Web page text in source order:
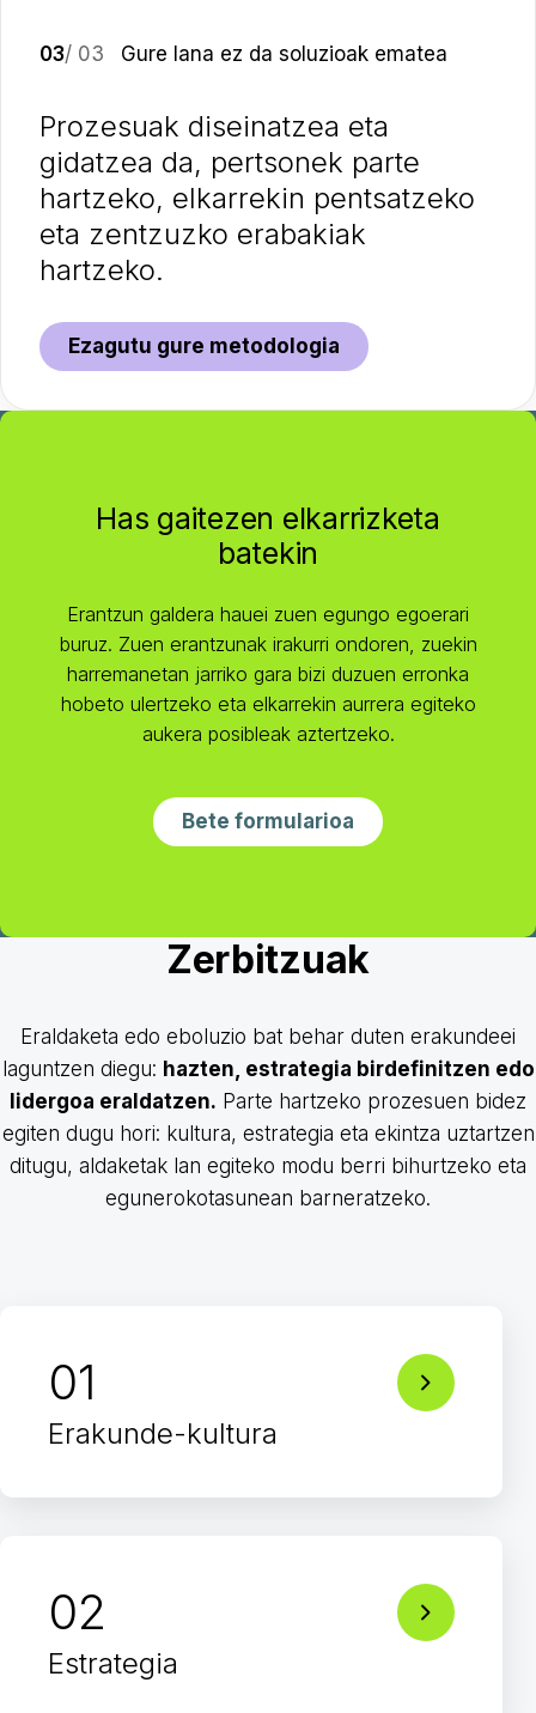
03/ 03 Gure lana ez da soluzioak ematea
Prozesuak diseinatzea eta
gidatzea da, pertsonek parte
hartzeko, elkarrekin pentsatzeko
eta zentzuzko erabakiak
hartzeko.
Ezagutu gure metodologia
Has gaitezen elkarrizketa
batekin
Erantzun galdera hauei zuen egungo egoerari
buruz. Zuen erantzunak irakurri ondoren, zuekin
harremanetan jarriko gara bizi duzuen erronka
hobeto ulertzeko eta elkarrekin aurrera egiteko
aukera posibleak aztertzeko.
Bete formularioa
Zerbitzuak
Eraldaketa edo eboluzio bat behar duten erakundeei
laguntzen diegu: hazten, estrategia birdefinitzen edo
lidergoa eraldatzen. Parte hartzeko prozesuen bidez
egiten dugu hori: kultura, estrategia eta ekintza uztartzen
ditugu, aldaketak lan egiteko modu berri bihurtzeko eta
egunerokotasunean barneratzeko.
01
Erakunde-kultura
02
Estrategia